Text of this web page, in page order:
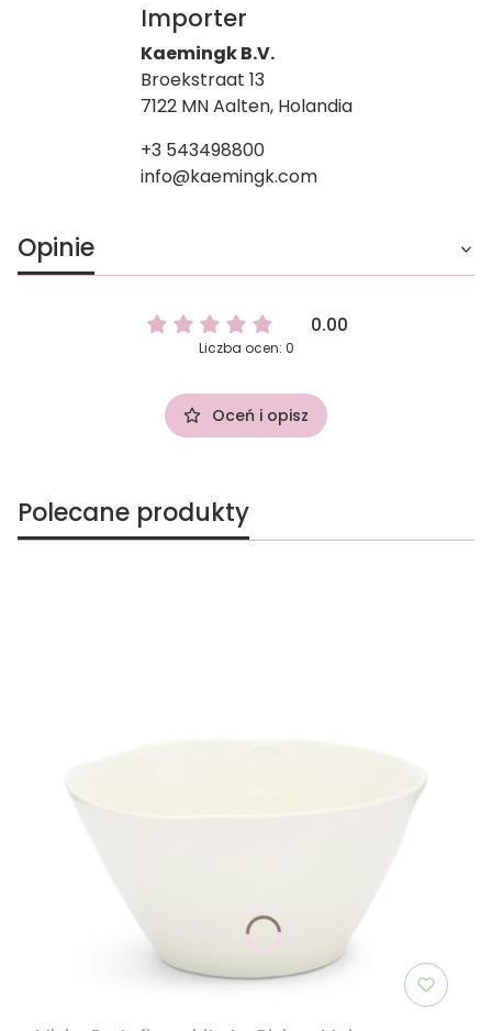
Importer
Kaemingk B.V.
Broekstraat 13
7122 MN Aalten, Holandia
+3 543498800
info@kaemingk.com
Opinie
0.00
Liczba ocen: 0
Oceń i opisz
Polecane produkty